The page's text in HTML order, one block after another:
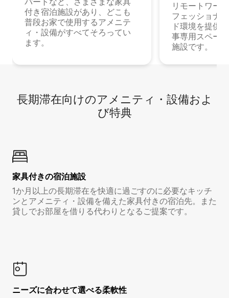
付き宿泊施設があり、どこも
普段お家で使用するアメニテ
ィ・設備がすべてそろってい
ます。
リモートワー
フェッショナ
ド環境を提供
事専用スペー
施設です。
長期滞在向け⁠のア⁠メ⁠ニ⁠テ⁠ィ⁠・設⁠備⁠およ
び特⁠典
家具付き⁠の宿⁠泊⁠施⁠設
1か月以上の長期滞在を快適に過ごすのに必要なキッチ
ンとアメニティ・設備を備えた家具付きの宿泊先。また
貸しでお部屋を借りる代わりとなるご提案です。
ニーズに合わせて選べる柔軟性